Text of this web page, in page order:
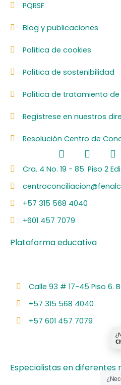
PQRSF
Blog y publicaciones
Política de cookies
Política de sostenibilidad
Política de tratamiento
Regístrese en nuestros
Resolución Centro de
F
a
c
e
b
o
o
k
L
i
n
e
d
i
I
n
s
t
a
Cra. 4 No. 19 - 85. Piso 2
+57 315 568 4040
+601 457 7079
Plataforma educativa
Calle 93 # 17-45 Piso 6.
+57 315 568 4040
+57 601 457 7079
Especialistas en diferentes